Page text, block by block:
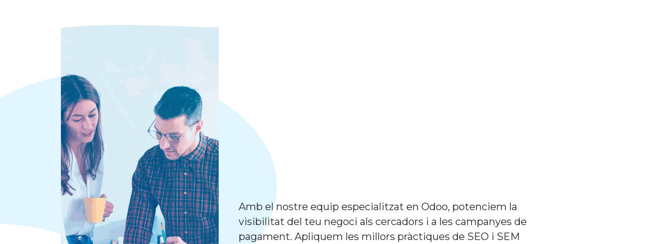
Amb el nostre equip especialitzat en Odoo, potenciem la
visibilitat del teu negoci als cercadors i a les campanyes de
pagament. Apliquem les millors pràctiques de SEO i SEM